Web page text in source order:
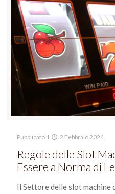
Pubblicato il 2 Febbraio 2024
Regole delle Slot
Essere a Norma di
Il Settore delle slot machine